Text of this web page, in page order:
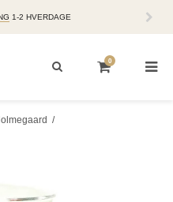
1-2 HVERDAGE
0
/